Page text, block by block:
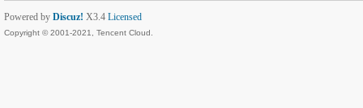
Powered by Discuz! X3.4 Licensed
Copyright © 2001-2021, Tencent Cloud.